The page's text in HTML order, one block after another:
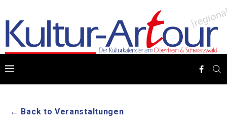
← Back to Veranstaltungen